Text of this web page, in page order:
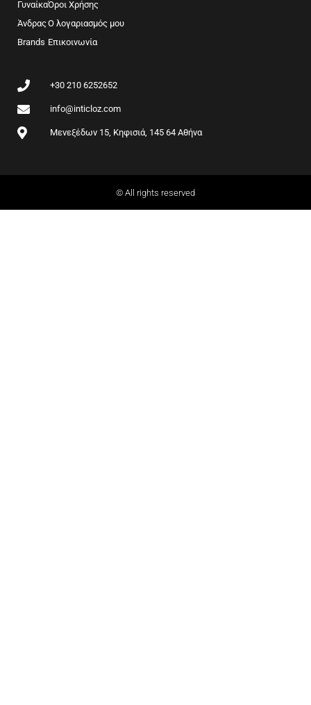
b
o
o
k
a
g
r
a
Γυναίκα
Άνδρας
Brands
Όροι Χρήσης
Ο λογαριασμός μου
Επικοινωνία
+30 210 6252652
info@inticloz.com
Μενεξέδων 15, Κηφισιά, 145 64 Αθήνα
© All rights reserved